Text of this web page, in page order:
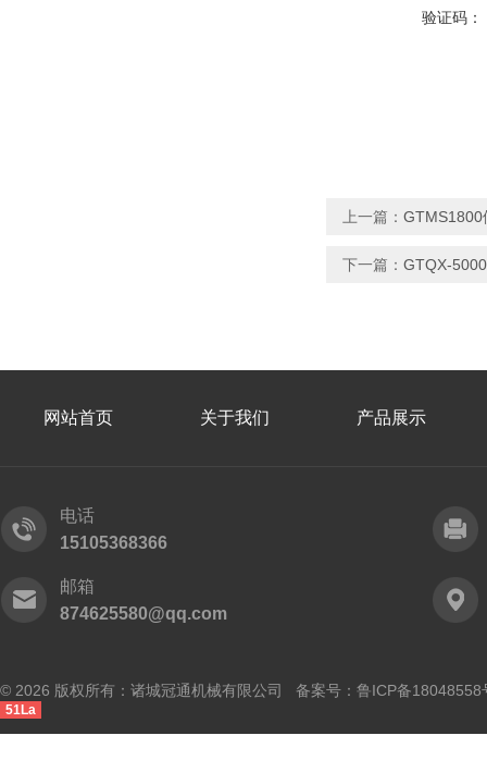
验证码：
上一篇： GTMS1800
下一篇： GTQX-
网站首页 关于我们 产品展示
电话
15105368366
邮箱
874625580@qq.com
© 2026 版权所有：诸城冠通机械有限公司 备案号： 鲁ICP备18048558
51La